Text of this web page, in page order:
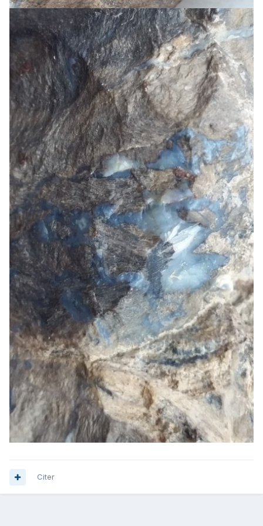
Citer